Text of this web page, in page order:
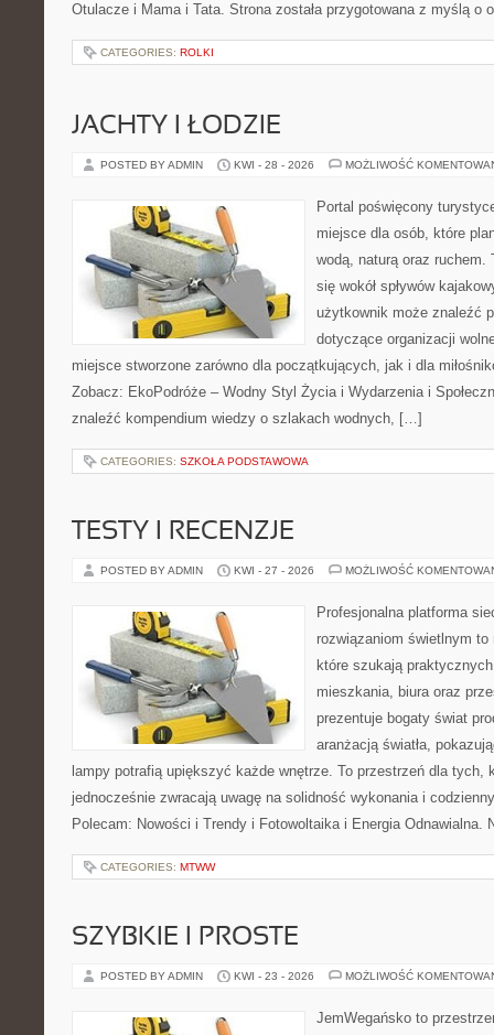
Otulacze i Mama i Tata. Strona została przygotowana z myślą o
CATEGORIES: ROLKI
JACHTY I ŁODZIE
POSTED BY ADMIN KWI - 28 - 2026 MOŻLIWOŚĆ
Portal poświęcony
miejsce dla osób, które
wodą, naturą oraz ruchem.
się wokół spływów
użytkownik może znaleźć
dotyczące organizacji
miejsce stworzone zarówno dla początkujących, jak i dla
Zobacz: EkoPodróże – Wodny Styl Życia i Wydarzenia i
znaleźć kompendium wiedzy o szlakach wodnych, […]
CATEGORIES: SZKOŁA PODSTAWOWA
TESTY I RECENZJE
POSTED BY ADMIN KWI - 27 - 2026 MOŻLIWOŚĆ
Profesjonalna platforma
rozwiązaniom świetlnym
które szukają
mieszkania, biura oraz
prezentuje bogaty świat
aranżacją światła,
lampy potrafią upiększyć każde wnętrze. To przestrzeń dla tych,
jednocześnie zwracają uwagę na solidność wykonania i
Polecam: Nowości i Trendy i Fotowoltaika i Energia
CATEGORIES: MTWW
SZYBKIE I PROSTE
POSTED BY ADMIN KWI - 23 - 2026 MOŻLIWOŚĆ
JemWegańsko to